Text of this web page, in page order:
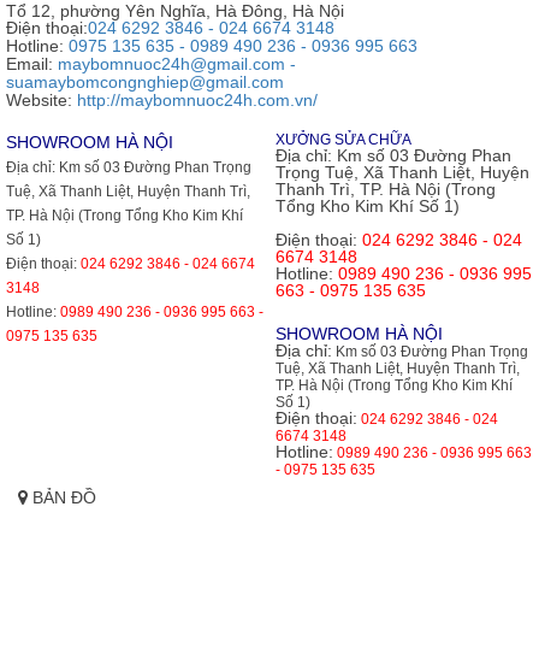
Tổ 12, phường Yên Nghĩa, Hà Đông, Hà Nội
Điện thoại:024 6292 3846 - 024 6674 3148
Hotline: 0975 135 635 - 0989 490 236 - 0936 995 663
Email: maybomnuoc24h@gmail.com -
suamaybomcongnghiep@gmail.com
Website: http://maybomnuoc24h.com.vn/
SHOWROOM HÀ NỘI
Địa chỉ: Km số 03 Đường Phan Trọng
Tuệ, Xã Thanh Liệt, Huyện Thanh Trì,
TP. Hà Nội (Trong Tổng Kho Kim Khí
Số 1)
Điện thoại: 024 6292 3846 - 024 6674
3148
Hotline: 0989 490 236 - 0936 995 663 -
0975 135 635
XƯỞNG SỬA CHỮA
Địa chỉ: Km số 03 Đường Phan
Trọng Tuệ, Xã Thanh Liệt, Huyện
Thanh Trì, TP. Hà Nội (Trong
Tổng Kho Kim Khí Số 1)
Điện thoại: 024 6292 3846 - 024
6674 3148
Hotline: 0989 490 236 - 0936 995
663 - 0975 135 635
SHOWROOM HÀ NỘI
Địa chỉ: Km số 03 Đường Phan Trọng
Tuệ, Xã Thanh Liệt, Huyện Thanh Trì,
TP. Hà Nội (Trong Tổng Kho Kim Khí
Số 1)
Điện thoại: 024 6292 3846 - 024
6674 3148
Hotline: 0989 490 236 - 0936 995 663
- 0975 135 635
BẢN ĐỒ